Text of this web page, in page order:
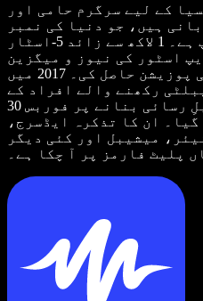
کے لیے سرگرم حامی اور
ہیں، جو دنیا کی نمبر
1 ٹیکسٹ ٹو اسپیچ ایپ ہے۔ 1 لاکھ سے زائد 5-اسٹار
اسٹور کی نیوز و میگزین
کیٹیگری میں پہلی پوزیشن حاصل کی۔ 2017 میں
رکھنے والے افراد کے
لیے انٹرنیٹ کو زیادہ قابلِ رسائی بنانے پر فوربس 30
کیا گیا۔ ان کا تذکرہ ایڈسرج،
میشیبل اور کئی دیگر
پلیٹ فارمز پر آ چکا ہے۔